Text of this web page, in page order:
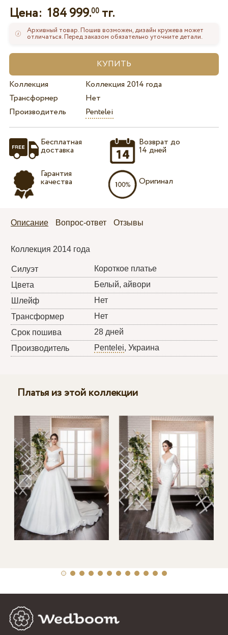
Цена: 184 999.00тг.
Архивный товар. Пошив возможен, дизайн кружева может
отличаться. Перед заказом обязательно уточните детали.
Коллекция
Коллекция 2014 года
Трансформер
Нет
Производитель
Pentelei
Бесплатная
доставка
Гарантия
качества
Возврат до
14 дней
Оригинал
Описание Вопрос-ответ Отзывы
Коллекция 2014 года
Силуэт
Короткое платье
Цвета
Белый, айвори
Шлейф
Нет
Трансформер
Нет
Срок пошива
28 дней
Производитель
Pentelei, Украина
Платья из этой коллекции